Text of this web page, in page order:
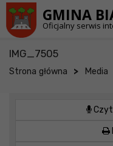
GMINA
Oficjalny serwis
IMG_7505
Strona główna > Media